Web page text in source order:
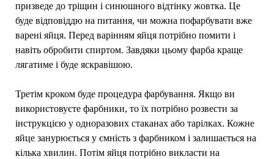
призведе до тріщин і синюшного відтінку жовтка. Це
буде відповіддю на питання, чи можна пофарбувати вже
варені яйця. Перед варінням яйця потрібно помити і
навіть обробити спиртом. Завдяки цьому фарба краще
лягатиме і буде яскравішою.
Третім кроком буде процедура фарбування. Якщо ви
використовуєте фарбники, то їх потрібно розвести за
інструкцією у одноразових стаканах або тарілках. Кожне
яйце занурюється у ємність з фарбником і залишається на
кілька хвилин. Потім яйця потрібно викласти на